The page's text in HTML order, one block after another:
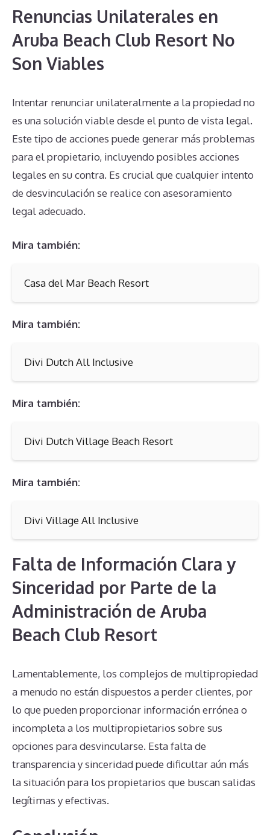
Renuncias Unilaterales en
Aruba Beach Club Resort No
Son Viables
Intentar renunciar unilateralmente a la propiedad no
es una solución viable desde el punto de vista legal.
Este tipo de acciones puede generar más problemas
para el propietario, incluyendo posibles acciones
legales en su contra. Es crucial que cualquier intento
de desvinculación se realice con asesoramiento
legal adecuado.
Mira también:
Casa del Mar Beach Resort
Mira también:
Divi Dutch All Inclusive
Mira también:
Divi Dutch Village Beach Resort
Mira también:
Divi Village All Inclusive
Falta de Información Clara y
Sinceridad por Parte de la
Administración de Aruba
Beach Club Resort
Lamentablemente, los complejos de multipropiedad
a menudo no están dispuestos a perder clientes, por
lo que pueden proporcionar información errónea o
incompleta a los multipropietarios sobre sus
opciones para desvincularse. Esta falta de
transparencia y sinceridad puede dificultar aún más
la situación para los propietarios que buscan salidas
legítimas y efectivas.